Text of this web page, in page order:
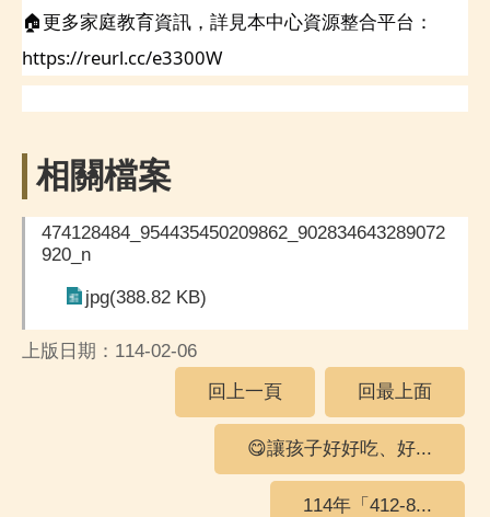
🏠更多家庭教育資訊，詳見本中心資源整合平台：
https://reurl.cc/e3300W
相關檔案
474128484_954435450209862_902834643289072
920_n
jpg(388.82 KB)
上版日期：114-02-06
回上一頁
回最上面
😋讓孩子好好吃、好...
114年「412-8...